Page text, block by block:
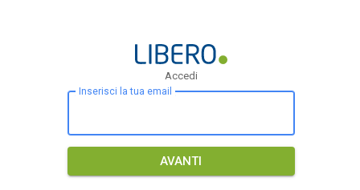
Accedi
Inserisci la tua email
AVANTI